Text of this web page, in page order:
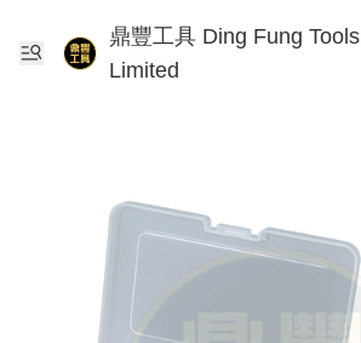
鼎豐工具 Ding Fung Tools
Limited